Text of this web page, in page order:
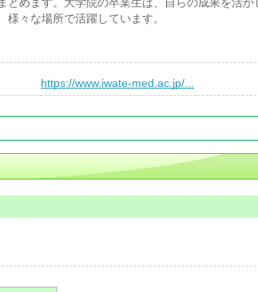
々な場所で活躍しています。
https://www.iwate-med.ac.jp/...